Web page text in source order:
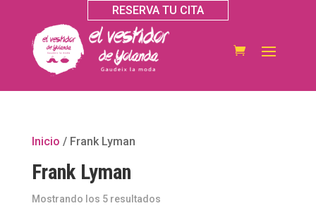
RESERVA TU CITA
Inicio / Frank Lyman
Frank Lyman
Mostrando los 5 resultados